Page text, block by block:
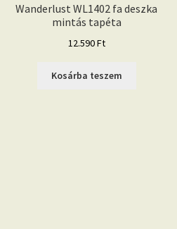
Wanderlust WL1402 fa deszka
mintás tapéta
12.590Ft
Kosárba teszem